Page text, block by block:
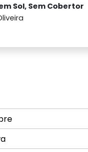
Sol, Sem Cobertor